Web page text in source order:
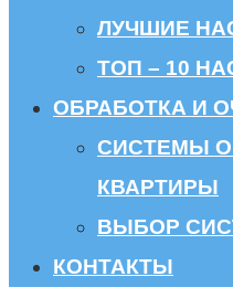
ЛУЧШИЕ
ТОП – 10
ОБРАБОТКА И
СИСТЕМЫ
КВАРТИРЫ
ВЫБОР
КОНТАКТЫ